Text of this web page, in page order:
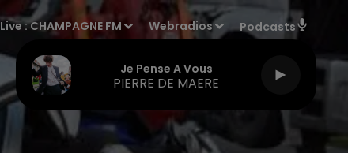
Live :CHAMPAGNE FM Webradios Podcasts
Je Pense A Vous
PIERRE DE MAERE